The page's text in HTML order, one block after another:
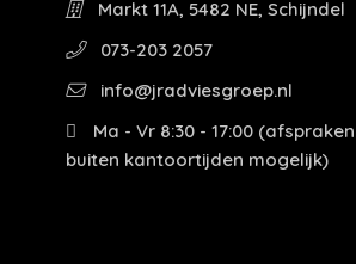
Markt 11A, 5482 NE, Schijndel
073-203 2057
info@jradviesgroep.nl
Ma - Vr 8:30 - 17:00 (afspraken
buiten kantoortijden mogelijk)